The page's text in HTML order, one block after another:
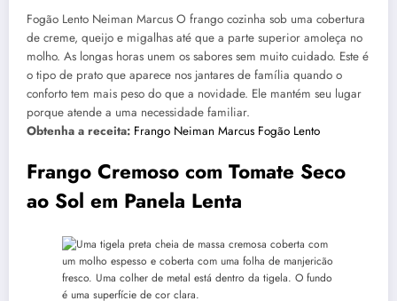
Fogão Lento Neiman Marcus O frango cozinha sob uma cobertura
de creme, queijo e migalhas até que a parte superior amoleça no
molho. As longas horas unem os sabores sem muito cuidado. Este é
o tipo de prato que aparece nos jantares de família quando o
conforto tem mais peso do que a novidade. Ele mantém seu lugar
porque atende a uma necessidade familiar.
Obtenha a receita: Frango Neiman Marcus Fogão Lento
Frango Cremoso com Tomate Seco
ao Sol em Panela Lenta